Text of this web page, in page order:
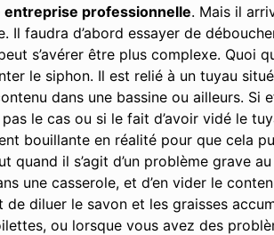
entreprise professionnelle. Mais il
Il faudra d’abord essayer de
s’avérer être plus complexe. Quoi
le siphon. Il est relié à un tuyau situé
dans une bassine ou ailleurs. Si
le cas ou si le fait d’avoir vidé le
bouillante en réalité pour que cela
il s’agit d’un problème grave
une casserole, et d’en vider le
diluer le savon et les graisses
ou lorsque vous avez des